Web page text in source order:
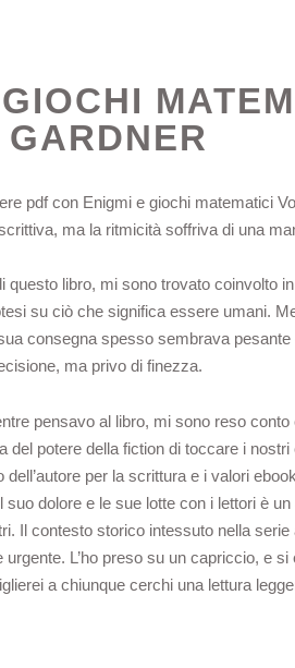
pdf con Enigmi e giochi matematici
ma la ritmicità soffriva di una
questo libro, mi sono trovato coinvolto
su ciò che significa essere umani.
consegna spesso sembrava
ma privo di finezza.
pensavo al libro, mi sono reso
del potere della fiction di toccare i
dell’autore per la scrittura e i valori
dolore e le sue lotte con i lettori è
Il contesto storico intessuto nella
L’ho preso su un capriccio, e
a chiunque cerchi una lettura